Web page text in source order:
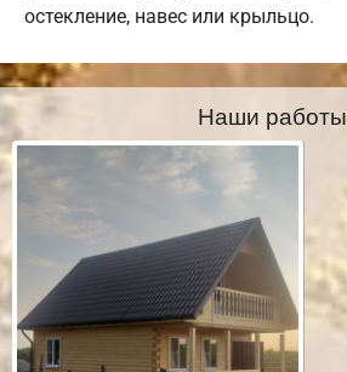
остекление, навес или крыльцо.
Наши работы